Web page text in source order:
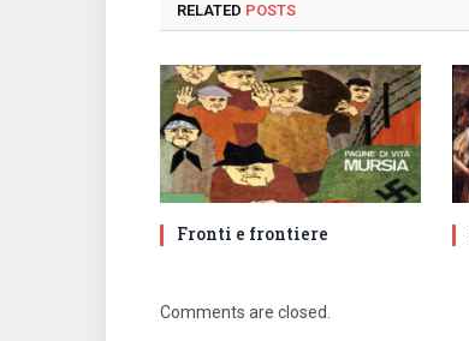
RELATED POSTS
Fronti e frontiere
Comments are closed.